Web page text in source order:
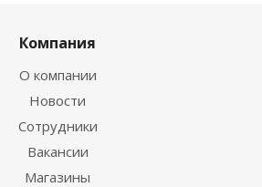
Компания
О компании
Новости
Сотрудники
Вакансии
Магазины